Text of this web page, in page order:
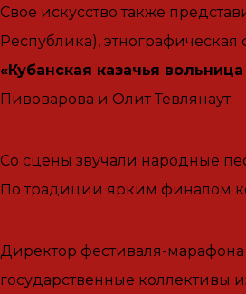
Свое искусство также
Республика), этнографическая
«Кубанская казачья
Пивоварова и Олит Тевлянаут.
Со сцены звучали народные
По традиции ярким финалом
Директор фестиваля-марафона
государственные коллективы